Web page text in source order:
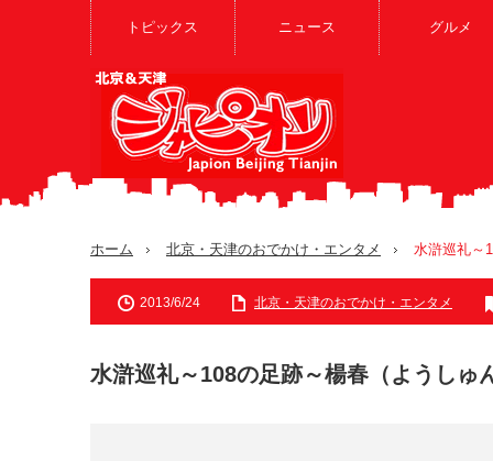
トピックス ニュース グルメ
ホーム 北京・天津のおでかけ・エンタメ 水滸巡礼～
2013/6/24 北京・天津のおでかけ・エンタメ
水滸巡礼～108の足跡～楊春（ようしゅ